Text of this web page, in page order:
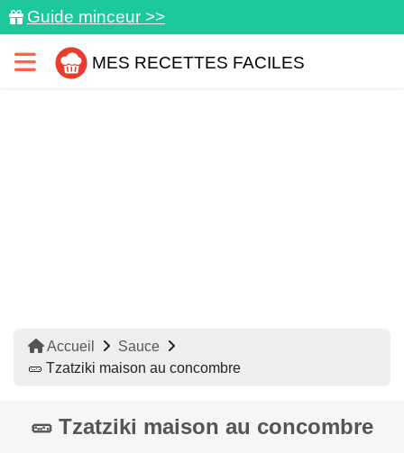
Guide minceur >>
MES RECETTES FACILES
Accueil
Sauce
🥒 Tzatziki maison au concombre
🥒 Tzatziki maison au concombre